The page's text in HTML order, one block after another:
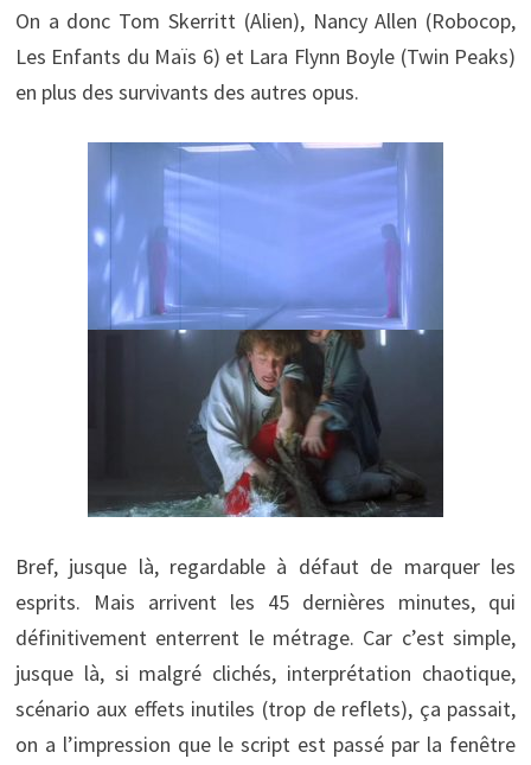
On a donc Tom Skerritt (Alien), Nancy Allen (Robocop,
Les Enfants du Maïs 6) et Lara Flynn Boyle (Twin Peaks)
en plus des survivants des autres opus.
Bref, jusque là, regardable à défaut de marquer les
esprits. Mais arrivent les 45 dernières minutes, qui
définitivement enterrent le métrage. Car c’est simple,
jusque là, si malgré clichés, interprétation chaotique,
scénario aux effets inutiles (trop de reflets), ça passait,
on a l’impression que le script est passé par la fenêtre